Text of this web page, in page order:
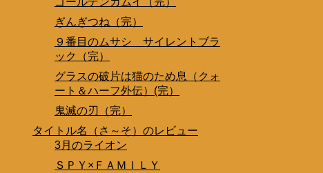
ぎんぎつね（完）
９番目のムサシ サイレントブラ
ック（完）
グラスの破片は猫のため息（クォ
ート＆ハーフ外伝）(完）
鬼滅の刃（完）
タイトル名（さ～そ）のレビュー
3月のライオン
ＳＰＹ×ＦＡＭＩＬＹ